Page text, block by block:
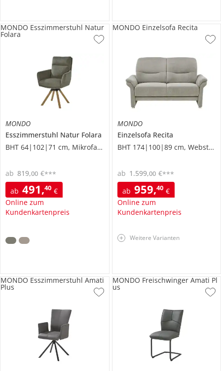
MONDO
Esszimmerstuhl Natur Folara
BHT 64|102|71 cm, Mikrofaser
ab 491,40 €
Online zum
Kundenkartenpreis
ab 819,00 €***
MONDO Esszimmerstuhl Natur
Folara
MONDO
Einzelsofa Recita
BHT 174|100|89 cm, Webstoff
ab 959,40 €
Online zum
Kundenkartenpreis
ab 1.599,00 €***
MONDO Einzelsofa Recita
Weitere Varianten
MONDO Esszimmerstuhl Amati
Plus
MONDO Freischwinger Amati Pl
us